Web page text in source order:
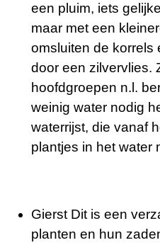
een pluim, iets
maar met een
omsluiten de korrels
door een zilvervlies.
hoofdgroepen n.l.
weinig water nodig
waterrijst, die vanaf
plantjes in het water
Gierst Dit is een
planten en hun